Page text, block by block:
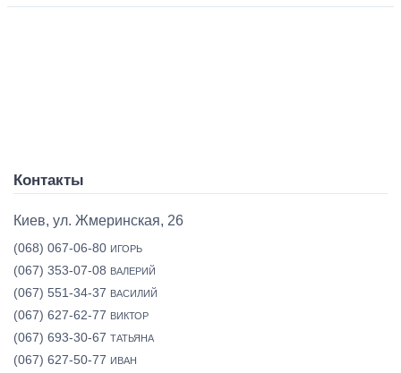
Контакты
Киев, ул. Жмеринская, 26
(068) 067-06-80 ИГОРЬ
(067) 353-07-08 ВАЛЕРИЙ
(067) 551-34-37 ВАСИЛИЙ
(067) 627-62-77 ВИКТОР
(067) 693-30-67 ТАТЬЯНА
(067) 627-50-77 ИВАН